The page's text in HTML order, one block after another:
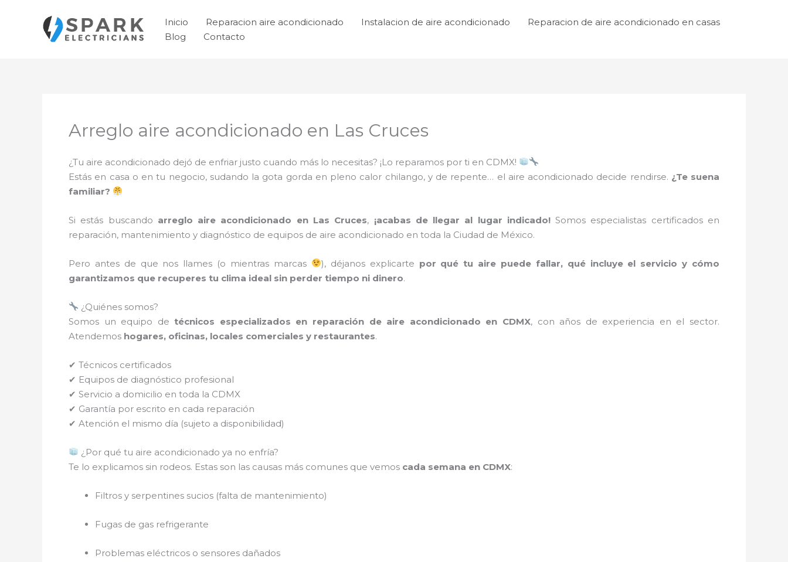
contenido
Inicio Reparacion aire acondicionado Instalacion de aire acondicionado
Reparacion de aire acondicionado en casas
Blog
Contacto
Arreglo aire acondicionado en Las Cruces
¿Tu aire acondicionado dejó de enfriar justo cuando más lo necesitas? ¡Lo reparamos por ti en CDMX!
Estás en casa o en tu negocio, sudando la gota gorda en pleno calor chilango, y de repente… el aire acondicionado decide rendirse. ¿Te suena
familiar?
Si estás buscando arreglo aire acondicionado en Las Cruces, ¡acabas de llegar al lugar indicado!Somos especialistas certificados en
reparación, mantenimiento y diagnóstico de equipos de aire acondicionado en toda la Ciudad de México.
Pero antes de que nos llames (o mientras marcas ), déjanos explicarte por qué tu aire puede fallar, qué incluye el servicio y cómo
garantizamos que recuperes tu clima ideal sin perder tiempo ni dinero.
¿Quiénes somos?
Somos un equipo detécnicos especializados en reparación de aire acondicionado en CDMX, con años de experiencia en el sector.
Atendemos hogares, oficinas, locales comerciales y restaurantes.
✔ Técnicos certificados
✔ Equipos de diagnóstico profesional
✔ Servicio a domicilio en toda la CDMX
✔ Garantía por escrito en cada reparación
✔ Atención el mismo día (sujeto a disponibilidad)
¿Por qué tu aire acondicionado ya no enfría?
Te lo explicamos sin rodeos. Estas son las causas más comunes que vemos cada semana en CDMX:
Filtros y serpentines sucios (falta de mantenimiento)
Fugas de gas refrigerante
Problemas eléctricos o sensores dañados